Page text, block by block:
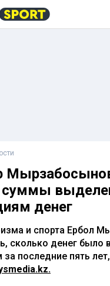
суммы
денег
и спорта Ербол
сколько денег было
последние пять лет,